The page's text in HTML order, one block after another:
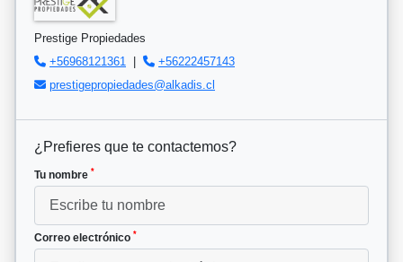
Prestige Propiedades
+56968121361
|
+56222457143
prestigepropiedades@alkadis.cl
¿Prefieres que te contactemos?
Tu nombre *
Correo electrónico *